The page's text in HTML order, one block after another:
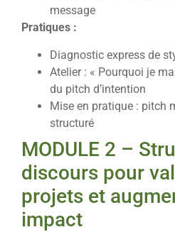
message
Pratiques :
Diagnostic express de
Atelier : « Pourquoi je
du pitch d’intention
Mise en pratique : pitch
structuré
MODULE 2 –
discours pour
projets et
impact